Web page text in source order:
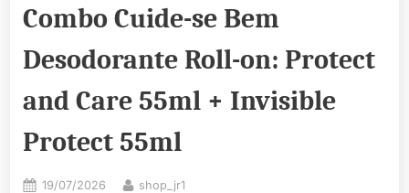
Combo Cuide-se Bem
Desodorante Roll-on: Protect
and Care 55ml + Invisible
Protect 55ml
Posted
19/07/2026 By
shop_jr1